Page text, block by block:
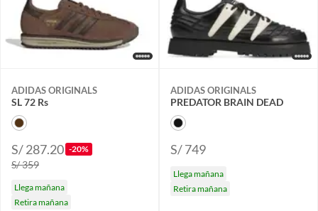
ADIDAS ORIGINALS
SL 72 Rs
S/ 287.20 -20%
S/ 359
Llega mañana
Retira mañana
ADIDAS ORIGINALS
PREDATOR BRAIN DEAD
S/ 749
Llega mañana
Retira mañana